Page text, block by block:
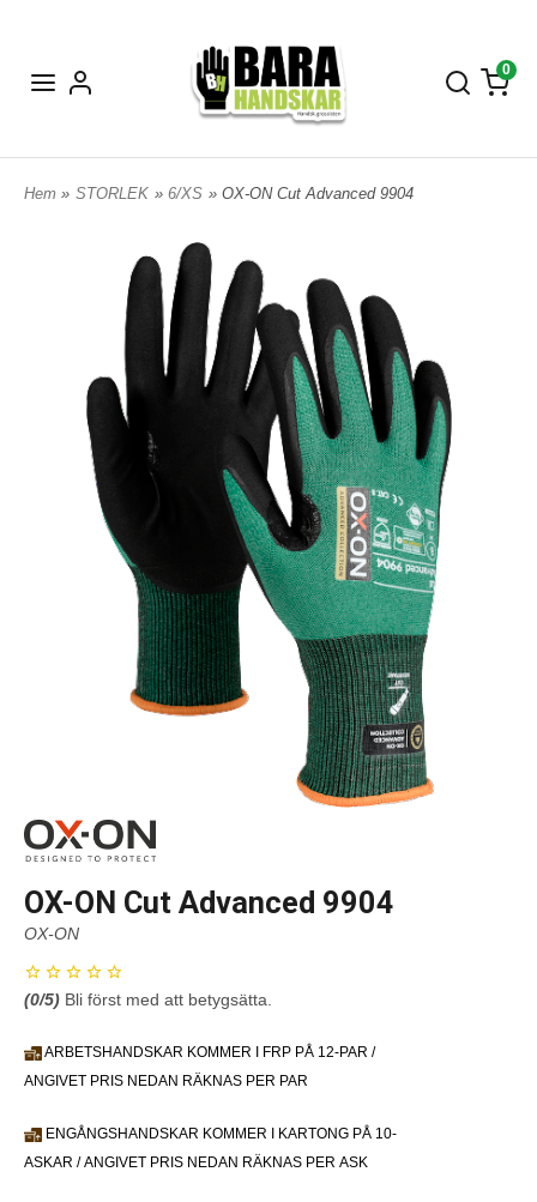
0
Hem » STORLEK » 6/XS » OX-ON Cut Advanced 9904
OX-ON Cut Advanced 9904
OX-ON
(0/5) Bli först med att betygsätta.
ARBETSHANDSKAR KOMMER I FRP PÅ 12-PAR /
ANGIVET PRIS NEDAN RÄKNAS PER PAR
ENGÅNGSHANDSKAR KOMMER I KARTONG PÅ 10-
ASKAR / ANGIVET PRIS NEDAN RÄKNAS PER ASK